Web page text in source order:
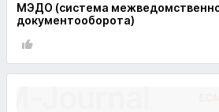
МЭДО (система
документооборота)